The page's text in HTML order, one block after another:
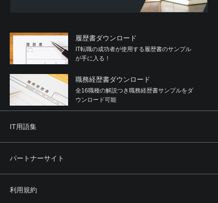
履歴書ダウンロード
IT転職の成功者が使用する履歴書のサンプル
が手に入る！
職務経歴書ダウンロード
全16職種の解説つき職務経歴書サンプルをダ
ウンロード可能
IT用語集
パートナーサイト
利用規約